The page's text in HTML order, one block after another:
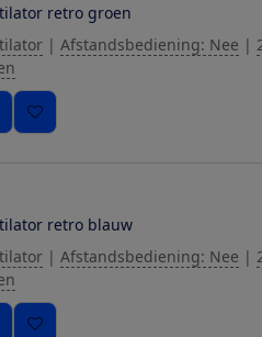
retro groen
| Afstandsbediening: Nee |
retro blauw
| Afstandsbediening: Nee |